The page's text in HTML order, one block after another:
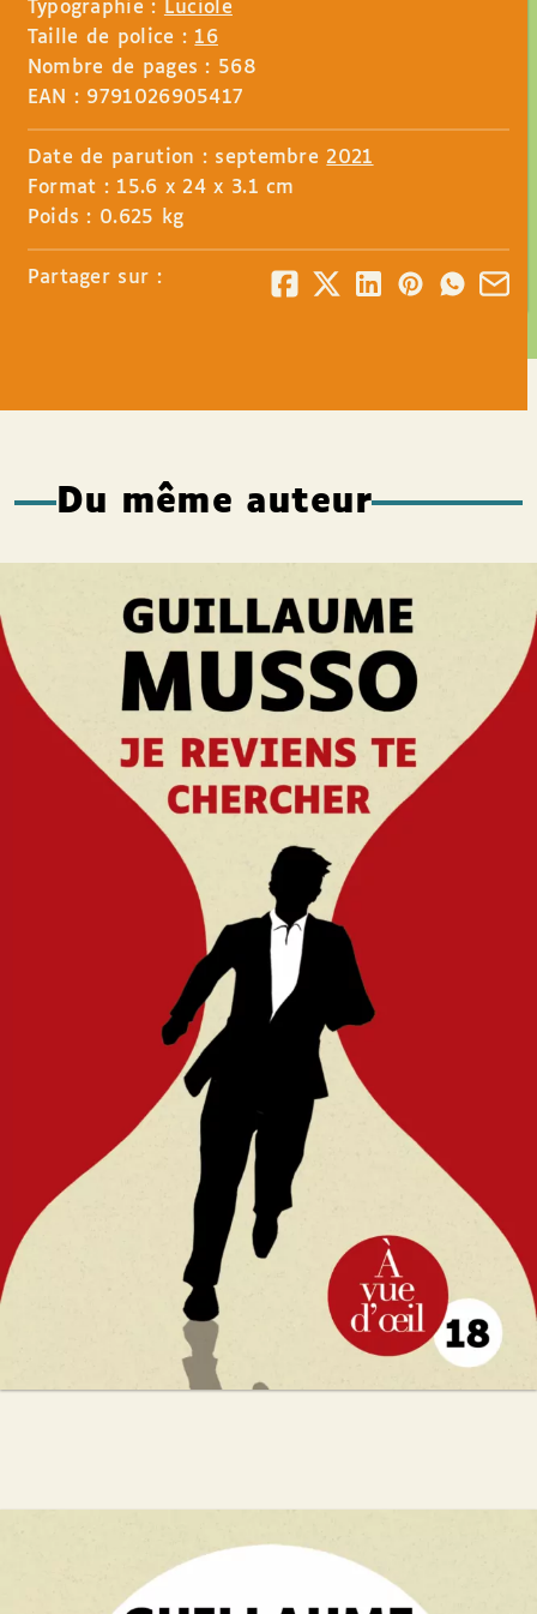
Typographie : Luciole
Taille de police : 16
Nombre de pages : 568
EAN : 9791026905417
Date de parution : septembre 2021
Format : 15.6 x 24 x 3.1 cm
Poids : 0.625 kg
Partager sur :
Du même auteur
Je reviens te chercher
Guillaume Musso